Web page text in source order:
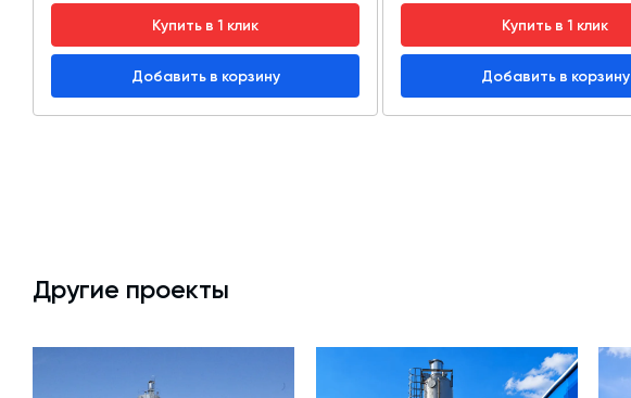
Купить в 1 клик
Добавить в корзину
Купить в 1 клик
Добавить в корзину
Другие проекты